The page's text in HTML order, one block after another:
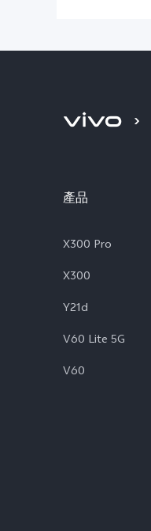
產品
X300 Pro
X300
Y21d
V60 Lite 5G
V60